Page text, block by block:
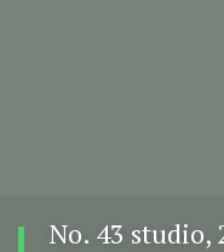
No. 43 studio,